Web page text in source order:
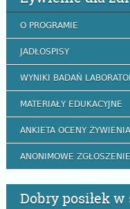
O PROGRAMIE
JADŁOSPISY
WYNIKI BADAŃ
MATERIAŁY EDUKACYJNE
ANKIETA OCENY
ANONIMOWE
Dobry posiłek